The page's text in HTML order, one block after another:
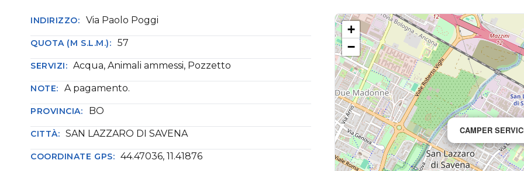
INDIRIZZO: Via Paolo Poggi
QUOTA (M S.L.M.): 57
SERVIZI: Acqua, Animali ammessi, Pozzetto
NOTE: A pagamento.
PROVINCIA: BO
CITTÀ: SAN LAZZARO DI SAVENA
COORDINATE GPS: 44.47036, 11.41876
CAMPER
+
−